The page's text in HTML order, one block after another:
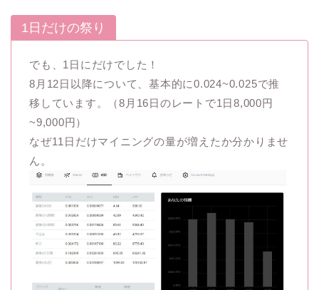
1日だけの祭り
でも、1日にだけでした！
8月12日以降について、基本的に0.024~0.025で推
移しています。（8月16日のレートで1日8,000円
~9,000円）
なぜ11日だけマイニングの量が増えたか分かりませ
ん。